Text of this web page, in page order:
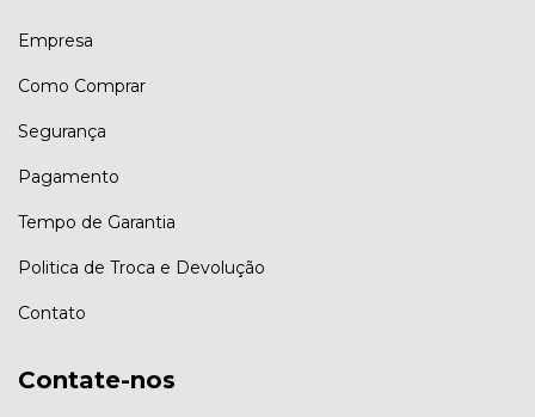
Empresa
Como Comprar
Segurança
Pagamento
Tempo de Garantia
Politica de Troca e Devolução
Contato
Contate-nos